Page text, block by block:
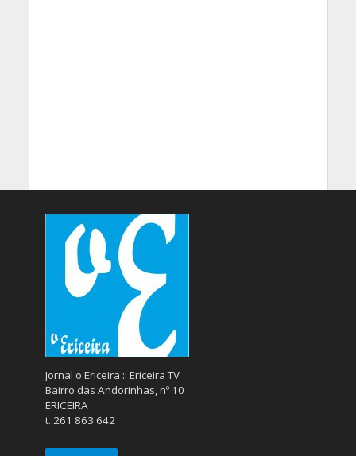
Jornal o Ericeira :: Ericeira TV
Bairro das Andorinhas, nº 10
ERICEIRA
t. 261 863 642